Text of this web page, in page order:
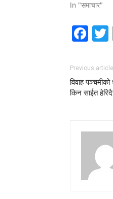
In "समाचार"
Previous article
विवाह पञ्चमीको
किन साईत